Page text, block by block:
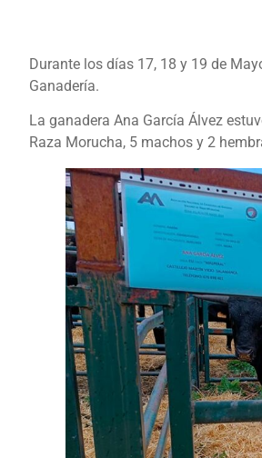
Durante los días 17, 18 y 19 de
Ganadería.
La ganadera Ana García Álvez
Raza Morucha, 5 machos y 2